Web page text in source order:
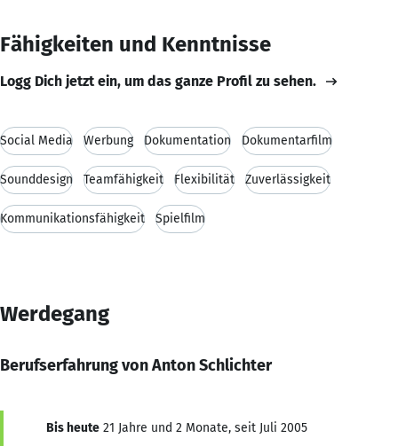
Fähigkeiten und Kenntnisse
Logg Dich jetzt ein, um das ganze Profil zu sehen.
Social Media Werbung Dokumentation Dokumentarfilm
Sounddesign Teamfähigkeit Flexibilität Zuverlässigkeit
Kommunikationsfähigkeit Spielfilm
Werdegang
Berufserfahrung von Anton Schlichter
Bis heute 21 Jahre und 2 Monate, seit Juli 2005